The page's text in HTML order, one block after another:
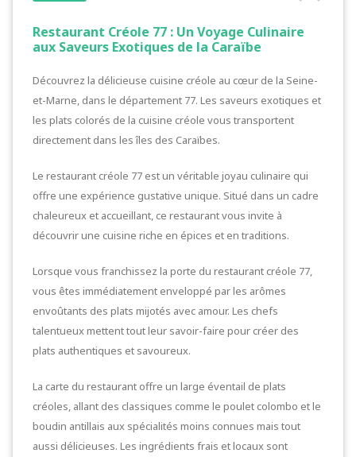
Restaurant Créole 77 : Un Voyage Culinaire
aux Saveurs Exotiques de la Caraïbe
Découvrez la délicieuse cuisine créole au cœur de la Seine-
et-Marne, dans le département 77. Les saveurs exotiques et
les plats colorés de la cuisine créole vous transportent
directement dans les îles des Caraïbes.
Le restaurant créole 77 est un véritable joyau culinaire qui
offre une expérience gustative unique. Situé dans un cadre
chaleureux et accueillant, ce restaurant vous invite à
découvrir une cuisine riche en épices et en traditions.
Lorsque vous franchissez la porte du restaurant créole 77,
vous êtes immédiatement enveloppé par les arômes
envoûtants des plats mijotés avec amour. Les chefs
talentueux mettent tout leur savoir-faire pour créer des
plats authentiques et savoureux.
La carte du restaurant offre un large éventail de plats
créoles, allant des classiques comme le poulet colombo et le
boudin antillais aux spécialités moins connues mais tout
aussi délicieuses. Les ingrédients frais et locaux sont